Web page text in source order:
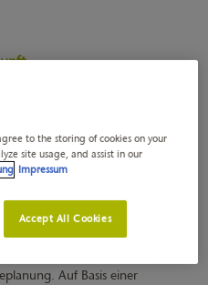
Wärmeplanung in
a. d. Isar soll bis zum Jahr
weitestgehend
Klarheit und Transparenz zu
a. d. Isar gemeinsam mit
Auf Basis einer
to the storing of cookies on your
site usage, and assist in our
Impressum
Accept All Cookies